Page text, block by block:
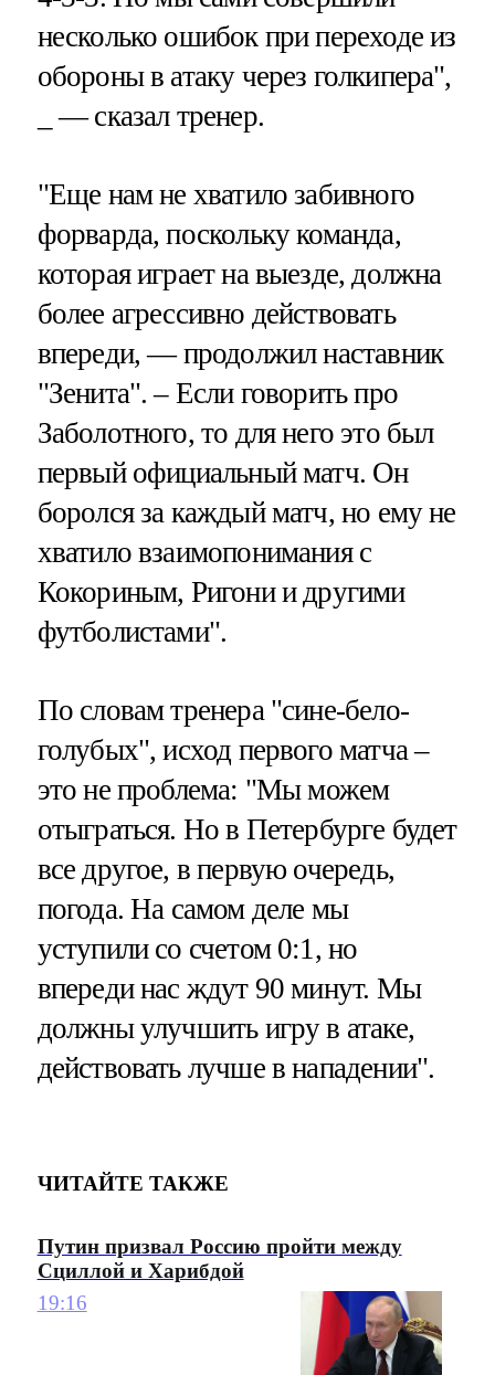
несколько ошибок при переходе из
обороны в атаку через голкипера",
_ — сказал тренер.
"Еще нам не хватило забивного
форварда, поскольку команда,
которая играет на выезде, должна
более агрессивно действовать
впереди, — продолжил наставник
"Зенита". – Если говорить про
Заболотного, то для него это был
первый официальный матч. Он
боролся за каждый матч, но ему не
хватило взаимопонимания с
Кокориным, Ригони и другими
футболистами".
По словам тренера "сине-бело-
голубых", исход первого матча –
это не проблема: "Мы можем
отыграться. Но в Петербурге будет
все другое, в первую очередь,
погода. На самом деле мы
уступили со счетом 0:1, но
впереди нас ждут 90 минут. Мы
должны улучшить игру в атаке,
действовать лучше в нападении".
ЧИТАЙТЕ ТАКЖЕ
Путин призвал Россию пройти между
Сциллой и Харибдой
19:16